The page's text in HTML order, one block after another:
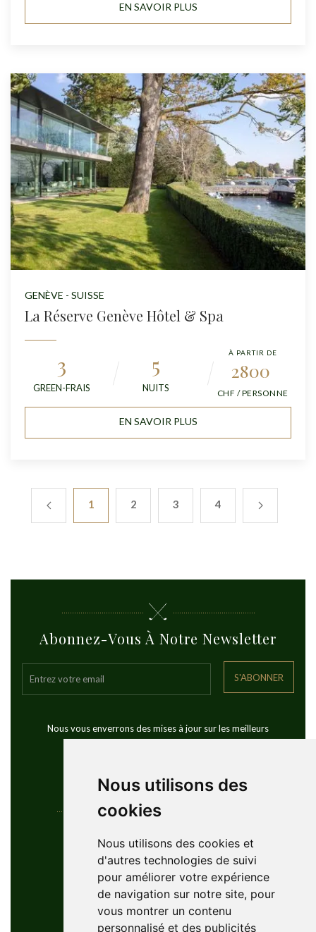
Nous utilisons des
cookies
Nous utilisons des cookies et
d'autres technologies de suivi
pour améliorer votre expérience
de navigation sur notre site, pour
vous montrer un contenu
personnalisé et des publicités
EN SAVOIR PLUS
GENÈVE - SUISSE
La Réserve Genève Hôtel & Spa
3
GREEN-FRAIS
5
NUITS
À PARTIR DE
2800
CHF / PERSONNE
EN SAVOIR PLUS
1 2 3 4
Abonnez-Vous À Notre Newsletter
S'ABONNER
Nous vous enverrons des mises à jour sur les meilleurs
Coordonnées
YouGolfTours Sàrl
+41 77 956 18 34
1950 Sion, Wallis, Switzerland
info@yougolftours.com